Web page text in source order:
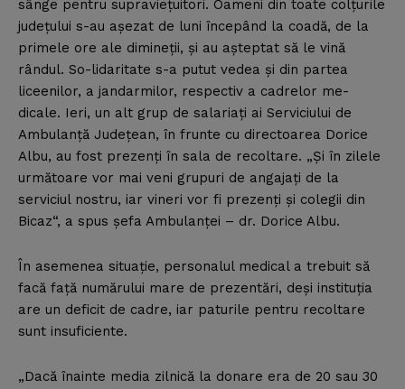
sânge pentru supravieţuitori. Oameni din toate colţurile
judeţului s-au aşezat de luni începând la coadă, de la
primele ore ale dimineţii, şi au aşteptat să le vină
rândul. So-lidaritate s-a putut vedea şi din partea
liceenilor, a jandarmilor, respectiv a cadrelor me-
dicale. Ieri, un alt grup de salariaţi ai Serviciului de
Ambulanţă Judeţean, în frunte cu directoarea Dorice
Albu, au fost prezenţi în sala de recoltare. „Şi în zilele
următoare vor mai veni grupuri de angajaţi de la
serviciul nostru, iar vineri vor fi prezenţi şi colegii din
Bicaz“, a spus şefa Ambulanţei – dr. Dorice Albu.
În asemenea situaţie, personalul medical a trebuit să
facă faţă numărului mare de prezentări, deşi instituţia
are un deficit de cadre, iar paturile pentru recoltare
sunt insuficiente.
„Dacă înainte media zilnică la donare era de 20 sau 30